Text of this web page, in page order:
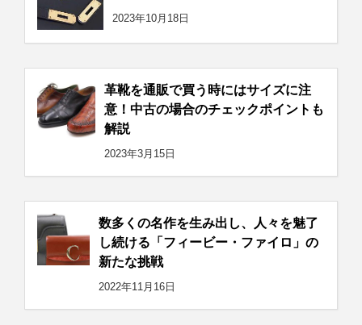
2023年10月18日
革靴を通販で買う時にはサイズに注
意！中古の場合のチェックポイントも
解説
2023年3月15日
数多くの名作を生み出し、人々を魅了
し続ける「フィービー・ファイロ」の
新たな挑戦
2022年11月16日